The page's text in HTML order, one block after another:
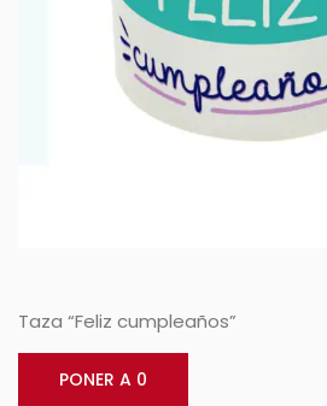
Taza “Feliz cumpleaños”
PONER A 0